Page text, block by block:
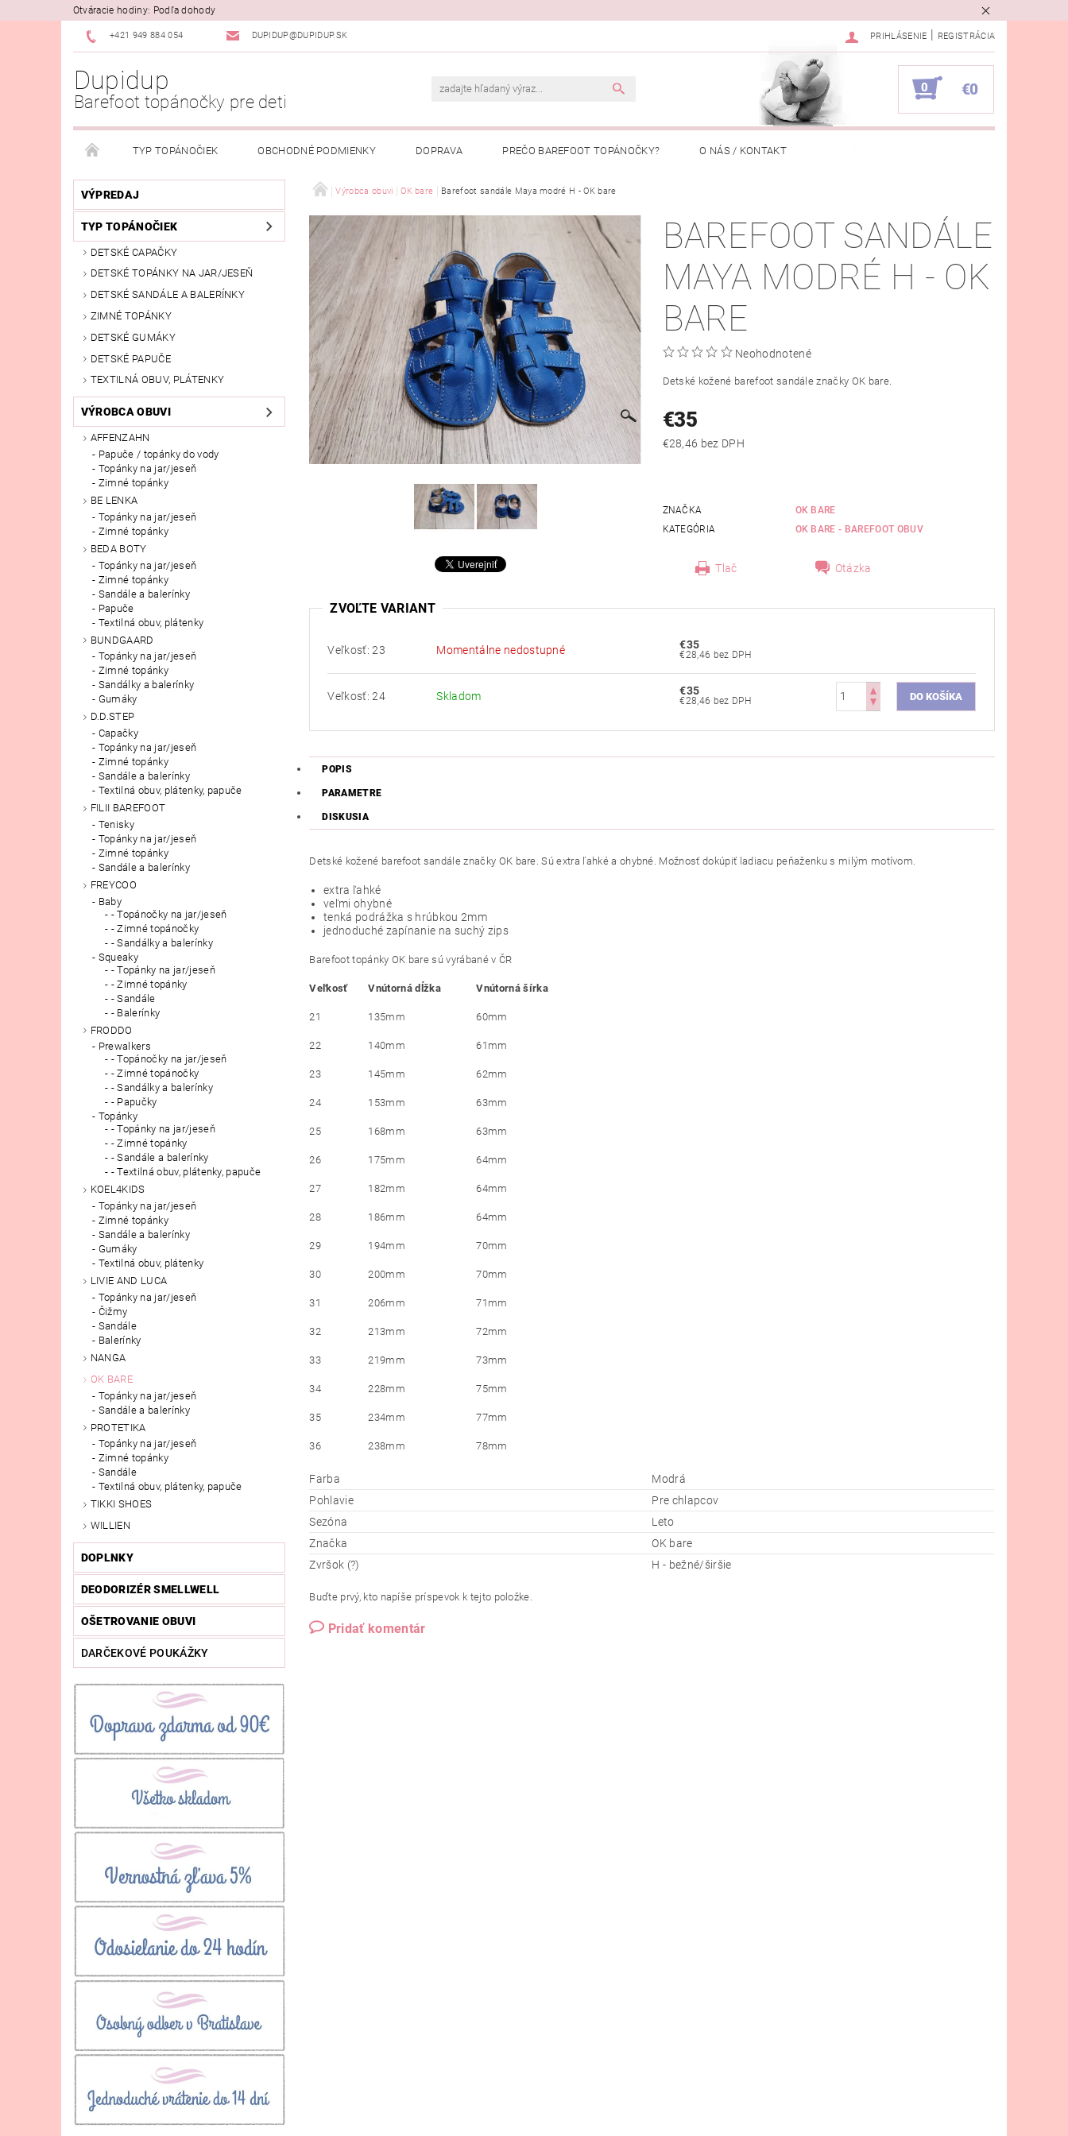
Otváracie hodiny: Podľa dohody
+421 949 884 054 DUPIDUP@DUPIDUP.SK PRIHLÁSENIE REGISTRÁCIA
Dupidup
Barefoot topánočky pre deti
0 €0
TYP TOPÁNOČIEK OBCHODNÉ PODMIENKY DOPRAVA PREČO BAREFOOT TOPÁNOČKY? O NÁS / KONTAKT
PODMIENKY OSOBNÝCH ÚDAJOV REKLAMAČNÝ PORIADOK PREČO NAKUPOVAŤ U NÁS?
VÝPREDAJ
TYP TOPÁNOČIEK
DETSKÉ CAPAČKY
DETSKÉ TOPÁNKY NA JAR/JESEŇ
DETSKÉ SANDÁLE A BALERÍNKY
ZIMNÉ TOPÁNKY
DETSKÉ GUMÁKY
DETSKÉ PAPUČE
TEXTILNÁ OBUV, PLÁTENKY
VÝROBCA OBUVI
AFFENZAHN
Papuče / topánky do vody
Topánky na jar/jeseň
Zimné topánky
BE LENKA
Topánky na jar/jeseň
Zimné topánky
BEDA BOTY
Topánky na jar/jeseň
Zimné topánky
Sandále a balerínky
Papuče
Textilná obuv, plátenky
BUNDGAARD
Topánky na jar/jeseň
Zimné topánky
Sandálky a balerínky
Gumáky
D.D.STEP
Capačky
Topánky na jar/jeseň
Zimné topánky
Sandále a balerínky
Textilná obuv, plátenky, papuče
FILII BAREFOOT
Tenisky
Topánky na jar/jeseň
Zimné topánky
Sandále a balerínky
FREYCOO
Baby
- Topánočky na jar/jeseň
- Zimné topánočky
- Sandálky a balerínky
Squeaky
- Topánky na jar/jeseň
- Zimné topánky
- Sandále
- Balerínky
FRODDO
Prewalkers
- Topánočky na jar/jeseň
- Zimné topánočky
- Sandálky a balerínky
- Papučky
Topánky
- Topánky na jar/jeseň
- Zimné topánky
- Sandále a balerínky
- Textilná obuv, plátenky, papuče
KOEL4KIDS
Topánky na jar/jeseň
Zimné topánky
Sandále a balerínky
Gumáky
Textilná obuv, plátenky
LIVIE AND LUCA
Topánky na jar/jeseň
Čižmy
Sandále
Balerínky
NANGA
OK BARE
Topánky na jar/jeseň
Sandále a balerínky
PROTETIKA
Topánky na jar/jeseň
Zimné topánky
Sandále
Textilná obuv, plátenky, papuče
TIKKI SHOES
WILLIEN
DOPLNKY
DEODORIZÉR SMELLWELL
OŠETROVANIE OBUVI
DARČEKOVÉ POUKÁŽKY
Výrobca obuvi OK bare Barefoot sandále Maya modré H - OK bare
BAREFOOT SANDÁLE
MAYA MODRÉ H - OK
BARE
Neohodnotené
Detské kožené barefoot sandále značky OK bare.
€35
€28,46 bez DPH
ZNAČKA
OK BARE
KATEGÓRIA
OK BARE - BAREFOOT OBUV
Tlač Otázka
ZVOĽTE VARIANT
Veľkosť: 23 Momentálne nedostupné €35
€28,46 bez DPH
Veľkosť: 24 Skladom €35
€28,46 bez DPH
POPIS
PARAMETRE
DISKUSIA
Detské kožené barefoot sandále značky OK bare. Sú extra ľahké a ohybné. Možnosť dokúpiť ladiacu peňaženku s milým motívom.
extra ľahké
veľmi ohybné
tenká podrážka s hrúbkou 2mm
jednoduché zapínanie na suchý zips
Barefoot topánky OK bare sú vyrábané v ČR
Veľkosť Vnútorná dĺžka Vnútorná šírka
21 135mm 60mm
22 140mm 61mm
23 145mm 62mm
24 153mm 63mm
25 168mm 63mm
26 175mm 64mm
27 182mm 64mm
28 186mm 64mm
29 194mm 70mm
30 200mm 70mm
31 206mm 71mm
32 213mm 72mm
33 219mm 73mm
34 228mm 75mm
35 234mm 77mm
36 238mm 78mm
Farba
Modrá
Pohlavie
Pre chlapcov
Sezóna
Leto
Značka
OK bare
Zvršok (?)
H - bežné/širšie
Buďte prvý, kto napíše príspevok k tejto položke.
Pridať komentár